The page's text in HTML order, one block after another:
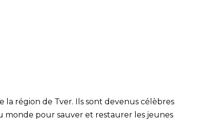
région de Tver. Ils sont devenus célèbres
pour sauver et restaurer les jeunes